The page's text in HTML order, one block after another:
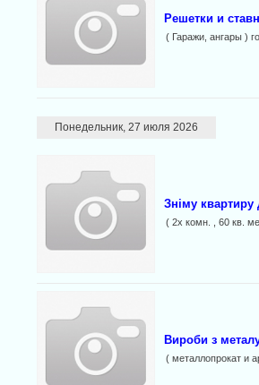
Решетки и
( Гаражи, ангары )
Понедельник, 27 июля 2026
Зніму квартиру
( 2х комн. , 60 кв.
Вироби з
( металлопрокат и